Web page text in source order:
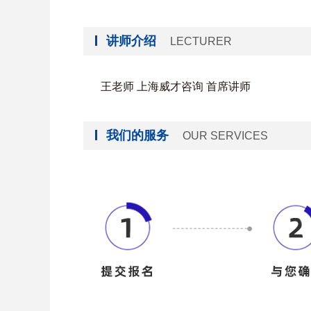
讲师介绍 LECTURER
王老师 上海威才咨询 首席讲师
我们的服务 OUR SERVICES